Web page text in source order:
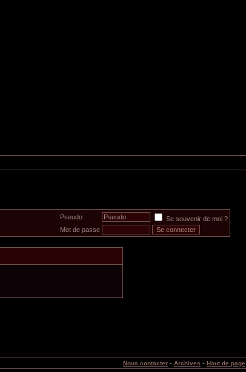
Pseudo
Se souvenir de moi ?
Mot de passe
Nous contacter - Archives - Haut de page